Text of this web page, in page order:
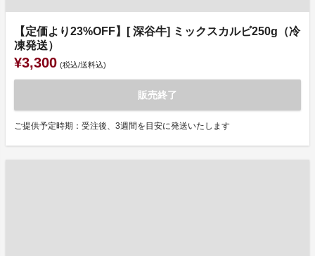
【定価より23%OFF】[ 深谷牛] ミックスカルビ250g（冷
凍発送）
¥3,300 (税込/送料込)
販売終了
ご提供予定時期：受注後、3週間を目安に発送いたします